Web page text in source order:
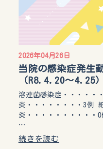
2026年04月26日
当院の感染症発生
（R8.4.20〜4.25）
溶連菌感染症・・・・・
炎・・・・・・・・3例
炎・・・・・・・・・・
…
続きを読む